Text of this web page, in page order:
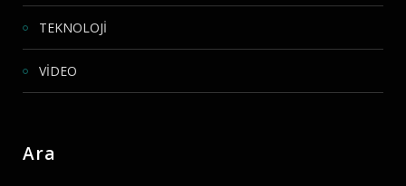
TEKNOLOJİ
VİDEO
Ara